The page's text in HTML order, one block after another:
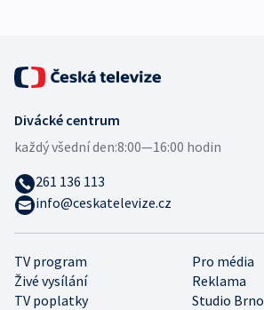
TV program
Pro média
Živé vysílání
Reklama
TV poplatky
Studio Brno
Divácké centrum
každý všední den:8:00—16:00 hodin
261 136 113
info@ceskatelevize.cz